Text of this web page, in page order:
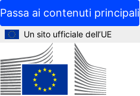
Passa ai contenuti principali
Un sito ufficiale dell’UE